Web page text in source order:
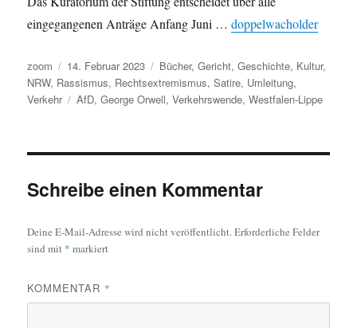
eingegangenen Anträge Anfang Juni …doppelwacholder
Autor
zoom
Veröffentlicht
am
14. Februar 2023 Kategorien
Bücher,Gericht,Geschichte, Kultur,
NRW, Rassismus, Rechtsextremismus,Satire, Umleitung,
Verkehr
Schlagwörter
AfD,George Orwell,Verkehrswende,Westfalen-Lippe
Schreibe einen Kommentar
Deine E-Mail-Adresse wird nicht veröffentlicht.Erforderliche Felder
sind mit * markiert
KOMMENTAR *